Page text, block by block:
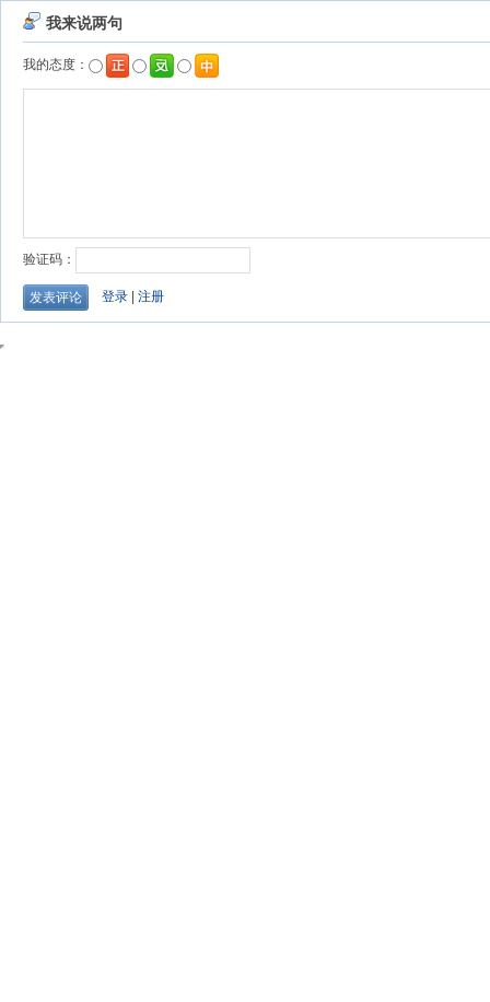
我来说两句
我的态度：
验证码：
登录 注册